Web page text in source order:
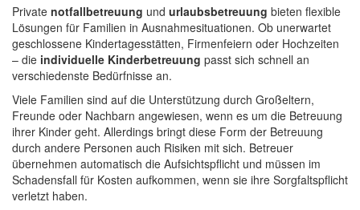
Private notfallbetreuung und urlaubsbetreuung bieten flexible
Lösungen für Familien in Ausnahmesituationen. Ob unerwartet
geschlossene Kindertagesstätten, Firmenfeiern oder Hochzeiten
– die individuelle Kinderbetreuung passt sich schnell an
verschiedenste Bedürfnisse an.
Viele Familien sind auf die Unterstützung durch Großeltern,
Freunde oder Nachbarn angewiesen, wenn es um die Betreuung
ihrer Kinder geht. Allerdings bringt diese Form der Betreuung
durch andere Personen auch Risiken mit sich. Betreuer
übernehmen automatisch die Aufsichtspflicht und müssen im
Schadensfall für Kosten aufkommen, wenn sie ihre Sorgfaltspflicht
verletzt haben.